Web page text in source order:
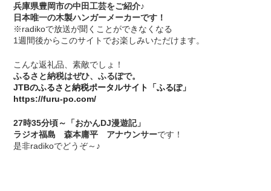
兵庫県豊岡市の中田工芸をご紹介♪
日本唯一の木製ハンガーメーカーです！
※radikoで放送が聞くことができなくなる
1週間後からこのサイトでお楽しみいただけます。
こんな返礼品、素敵でしょ！
ふるさと納税はぜひ、ふるぽで。
JTBのふるさと納税ポータルサイト「ふるぽ」
https://furu-po.com/
27時35分頃～「おかんDJ漫遊記」
ラジオ福島 森本庸平 アナウンサーです！
是非radikoでどうぞ～♪